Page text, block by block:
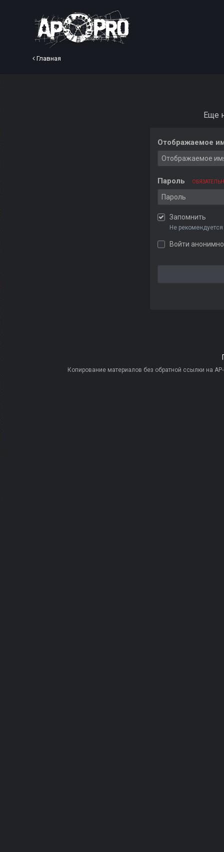
Главная
Еще
Отображаемое
Пароль
Запомнить
Не
Войти анонимно
Копирование материалов без обратной ссылки на